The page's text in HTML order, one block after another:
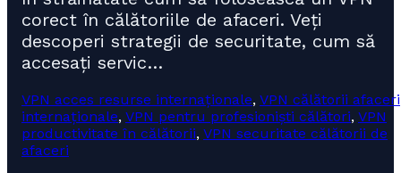
corect în călătoriile de afaceri. Veți
descoperi strategii de securitate, cum să
accesați servic…
VPN acces resurse internaționale, VPN călătorii afaceri
internaționale, VPN pentru profesioniști călători, VPN
productivitate în călătorii, VPN securitate călătorii de
afaceri